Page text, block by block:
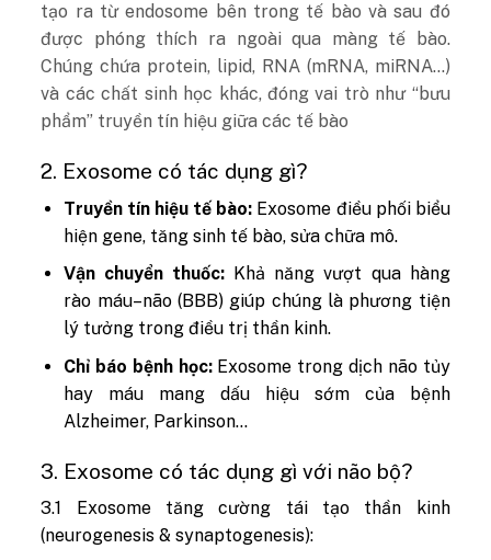
tạo ra từ endosome bên trong tế bào và sau đó
được phóng thích ra ngoài qua màng tế bào.
Chúng chứa protein, lipid, RNA (mRNA, miRNA…)
và các chất sinh học khác, đóng vai trò như “bưu
phẩm” truyền tín hiệu giữa các tế bào
2. Exosome có tác dụng gì?
Truyền tín hiệu tế bào: Exosome điều phối biểu
hiện gene, tăng sinh tế bào, sửa chữa mô.
Vận chuyển thuốc: Khả năng vượt qua hàng
rào máu–não (BBB) giúp chúng là phương tiện
lý tưởng trong điều trị thần kinh.
Chỉ báo bệnh học: Exosome trong dịch não tủy
hay máu mang dấu hiệu sớm của bệnh
Alzheimer, Parkinson…
3. Exosome có tác dụng gì với não bộ?
3.1 Exosome tăng cường tái tạo thần kinh
(neurogenesis & synaptogenesis):